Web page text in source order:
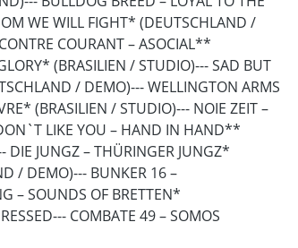
WE WILL FIGHT* (DEUTSCHLAND /
COURANT – ASOCIAL**
(BRASILIEN / STUDIO)--- SAD BUT
/ DEMO)--- WELLINGTON ARMS
(BRASILIEN / STUDIO)--- NOIE ZEIT –
LIKE YOU – HAND IN HAND**
DIE JUNGZ – THÜRINGER JUNGZ*
/ DEMO)--- BUNKER 16 –
– SOUNDS OF BRETTEN*
COMBATE 49 – SOMOS